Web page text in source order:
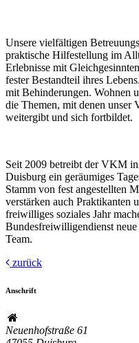
Unsere vielfältigen
praktische Hilfestellung im
Erlebnisse mit
fester Bestandteil ihres
mit Behinderungen. Wohnen
die Themen, mit denen unser
weitergibt und sich fortbildet.
Seit 2009 betreibt der VKM
Duisburg ein geräumiges
Stamm von fest angestellten
verstärken auch Praktikanten
freiwilliges soziales Jahr
Bundesfreiwilligendienst
Team.
zurück
Anschrift
Neuenhofstraße 61